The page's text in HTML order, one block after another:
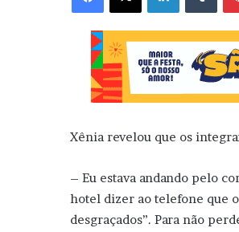
Xênia revelou que os
– Eu estava andando pelo
hotel dizer ao telefone que
desgraçados”. Para não